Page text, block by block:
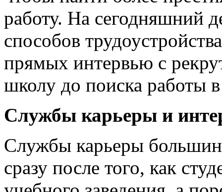
работу. На сегодняшний
способов
прямых интервью с
школу до поиска работы
Службы карьеры и
Службы карьеры
сразу после того, как